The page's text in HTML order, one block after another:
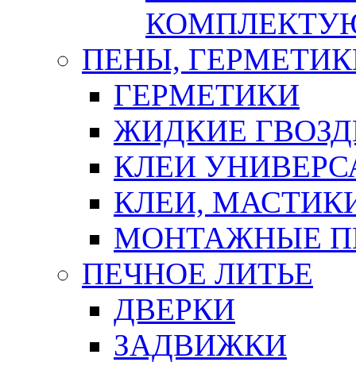
ПЕНЫ,
ГЕРМЕТИКИ
ЖИДКИЕ
КЛЕИ
КЛЕИ,
МОНТАЖНЫЕ
ПЕЧНОЕ ЛИТЬЕ
ДВЕРКИ
ЗАДВИЖКИ